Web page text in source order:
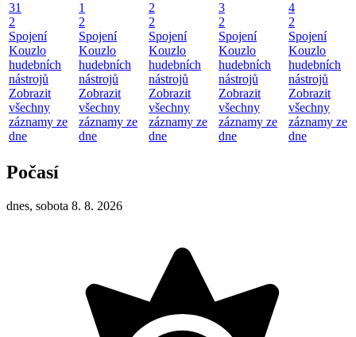
31
2
Spojení
Kouzlo
hudebních
nástrojů
Zobrazit
všechny
záznamy ze
dne
1
2
Spojení
Kouzlo
hudebních
nástrojů
Zobrazit
všechny
záznamy ze
dne
2
2
Spojení
Kouzlo
hudebních
nástrojů
Zobrazit
všechny
záznamy ze
dne
3
2
Spojení
Kouzlo
hudebních
nástrojů
Zobrazit
všechny
záznamy ze
dne
4
2
Spojení
Kouzlo
hudebních
nástrojů
Zobrazit
všechny
záznamy ze
dne
Počasí
dnes, sobota 8. 8. 2026